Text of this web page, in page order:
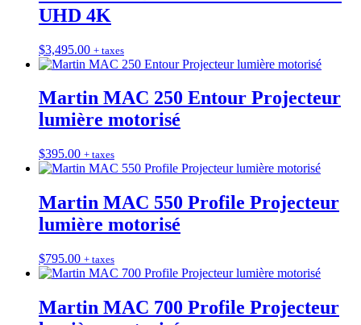
UHD 4K
$3,495.00 + taxes
Martin MAC 250 Entour Projecteur
lumière motorisé
$395.00 + taxes
Martin MAC 550 Profile Projecteur
lumière motorisé
$795.00 + taxes
Martin MAC 700 Profile Projecteur